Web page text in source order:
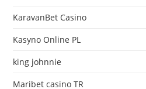
KaravanBet Casino
Kasyno Online PL
king johnnie
Maribet casino TR